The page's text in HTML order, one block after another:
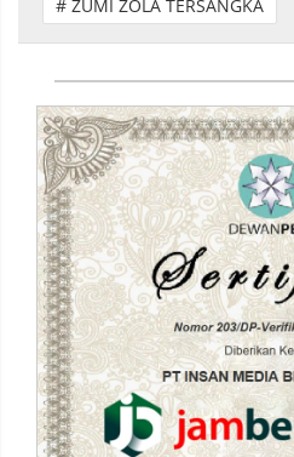
# ZUMI ZOLA TERSANGKA